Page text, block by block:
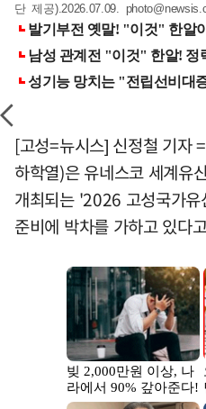
단 제공).2026.07.09.
[고성=뉴시스] 신정철 기자
하학열)은 유네스코 세계유
개최되는 '2026 고성국가
준비에 박차를 가하고 있다